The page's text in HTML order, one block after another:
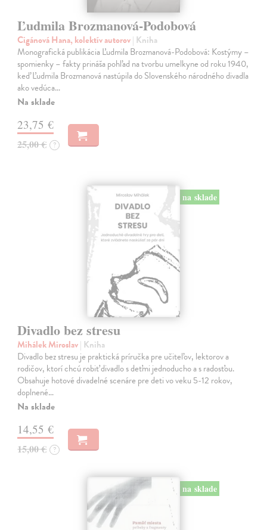
Ľudmila Brozmanová-Podobová
Cigánová Hana, kolektív autorov| Kniha
Monografická publikácia Ľudmila Brozmanová-Podobová: Kostýmy –
spomienky – fakty prináša pohľad na tvorbu umelkyne od roku 1940,
keď Ľudmila Brozmanová nastúpila do Slovenského národného divadla
ako vedúca…
Na sklade
23,75 €
25,00 € ?
na sklade
Divadlo bez stresu
Mihálek Miroslav| Kniha
Divadlo bez stresu je praktická príručka pre učiteľov, lektorov a
rodičov, ktorí chcú robiť divadlo s deťmi jednoducho a s radosťou.
Obsahuje hotové divadelné scenáre pre deti vo veku 5-12 rokov,
doplnené…
Na sklade
14,55 €
15,00 € ?
na sklade